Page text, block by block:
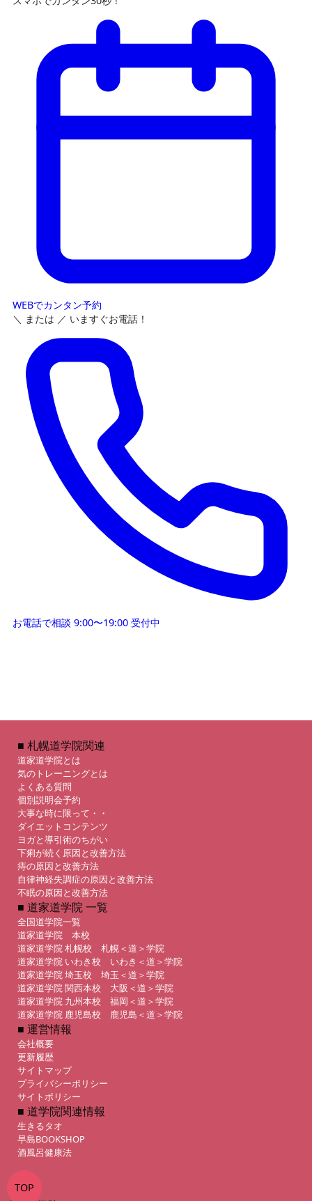
TOP
WEBでカンタン予約
＼ または ／ いますぐお電話！
お電話で相談 9:00〜19:00 受付中
■ 札幌道学院関連
道家道学院とは
気のトレーニングとは
よくある質問
個別説明会予約
大事な時に限って・・
ダイエットコンテンツ
ヨガと導引術のちがい
下痢が続く原因と改善方法
痔の原因と改善方法
自律神経失調症の原因と改善方法
不眠の原因と改善方法
■ 道家道学院 一覧
全国道学院一覧
道家道学院 本校
道家道学院 札幌校 札幌＜道＞学院
道家道学院 いわき校 いわき＜道＞学院
道家道学院 埼玉校 埼玉＜道＞学院
道家道学院 関西本校 大阪＜道＞学院
道家道学院 九州本校 福岡＜道＞学院
道家道学院 鹿児島校 鹿児島＜道＞学院
■ 運営情報
会社概要
更新履歴
サイトマップ
プライバシーポリシー
サイトポリシー
■ 道学院関連情報
生きるタオ
早島BOOKSHOP
酒風呂健康法